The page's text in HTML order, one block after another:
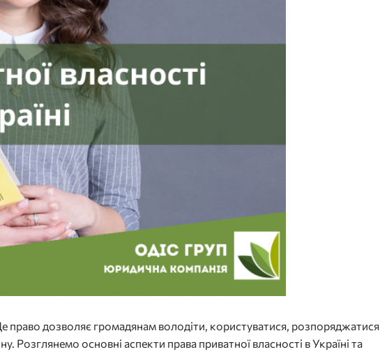
право дозволяє громадянам володіти, користуватися, розпоряджатися
основні аспекти права приватної власності в Україні та